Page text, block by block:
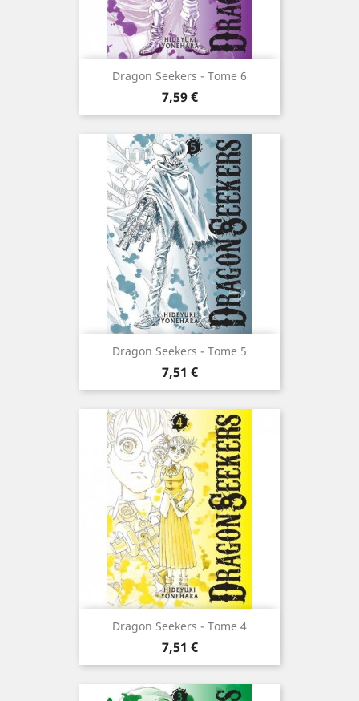
Dragon Seekers - Tome 6
Prix
7,59 €
Dragon Seekers - Tome 5
Prix
7,51 €
Dragon Seekers - Tome 4
Prix
7,51 €